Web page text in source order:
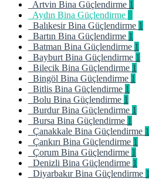
Artvin Bina Güçlendirme 1
Aydın Bina Güçlendirme
Balıkesir Bina Güçlendirme 1
Bartın Bina Güçlendirme 1
Batman Bina Güçlendirme 1
Bayburt Bina Güçlendirme 1
Bilecik Bina Güçlendirme 1
Bingöl Bina Güçlendirme 1
Bitlis Bina Güçlendirme 1
Bolu Bina Güçlendirme 1
Burdur Bina Güçlendirme 1
Bursa Bina Güçlendirme 1
Çanakkale Bina Güçlendirme 1
Çankırı Bina Güçlendirme 1
Çorum Bina Güçlendirme 1
Denizli Bina Güçlendirme 1
Diyarbakır Bina Güçlendirme 1